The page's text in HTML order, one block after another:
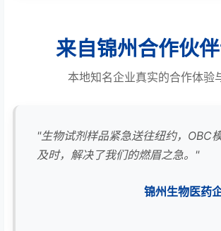
来自锦州合作伙
本地知名企业真实的合作体验
"生物试剂样品紧急送往纽约，OBC
及时，解决了我们的燃眉之急。"
锦州生物医药